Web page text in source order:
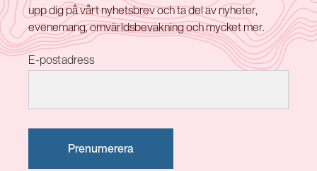
upp dig på vårt nyhetsbrev och ta del av nyheter,
evenemang, omvärldsbevakning och mycket mer.
E-postadress